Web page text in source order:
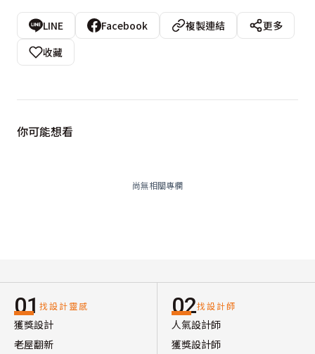
LINE Facebook 複製連結
更多
收藏
你可能想看
尚無相關專欄
01 找設計靈感
獲獎設計
老屋翻新
02找設計師
人氣設計師
獲獎設計師